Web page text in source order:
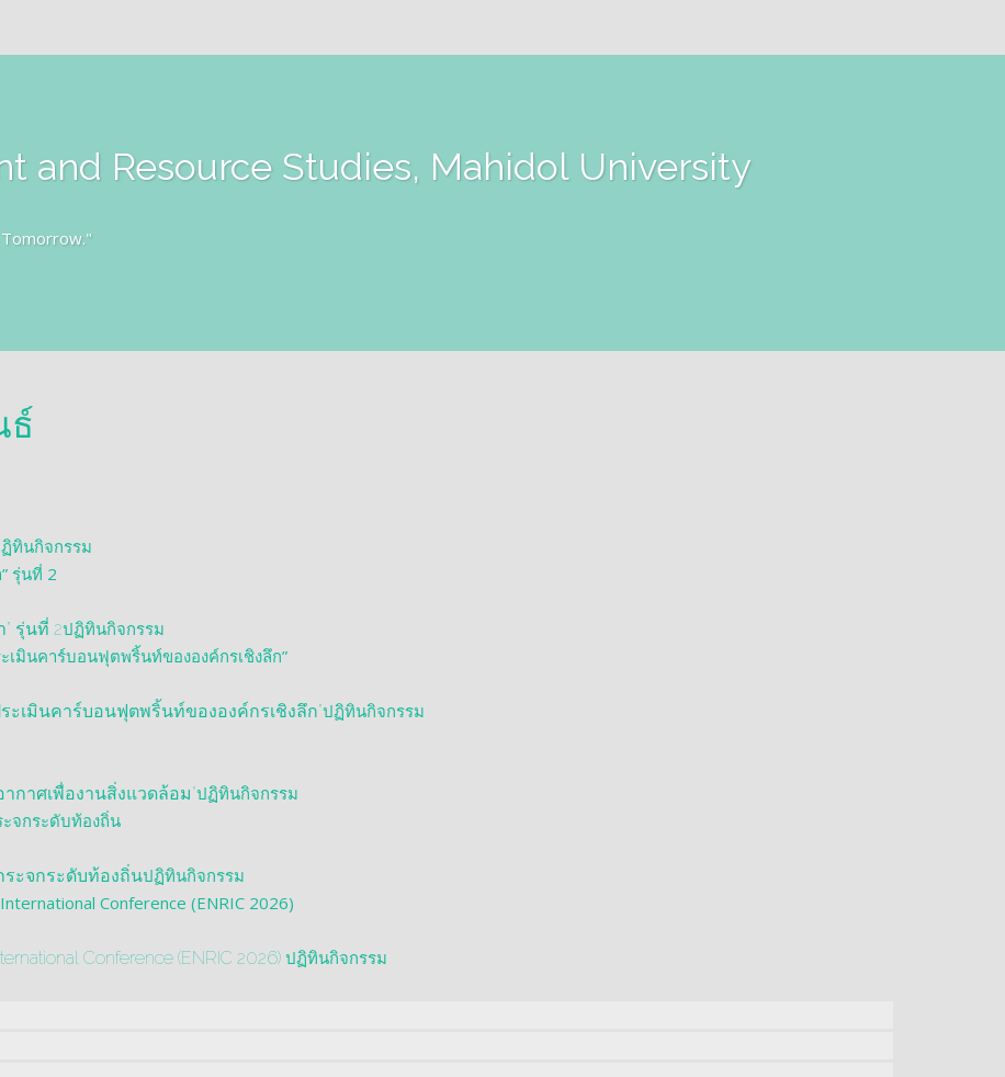
and Resource Studies, Mahidol University
ธ์
ทินกิจกรรม
รุ่นที่ 2ปฏิทินกิจกรรม
ะเมินคาร์บอนฟุตพริ้นท์ขององค์กรเชิงลึก”ปฏิทินกิจกรรม
กาศเพื่องานสิ่งแวดล้อม"ปฏิทินกิจกรรม
ะจกระดับท้องถิ่นปฏิทินกิจกรรม
Conference (ENRIC 2026) ปฏิทินกิจกรรม